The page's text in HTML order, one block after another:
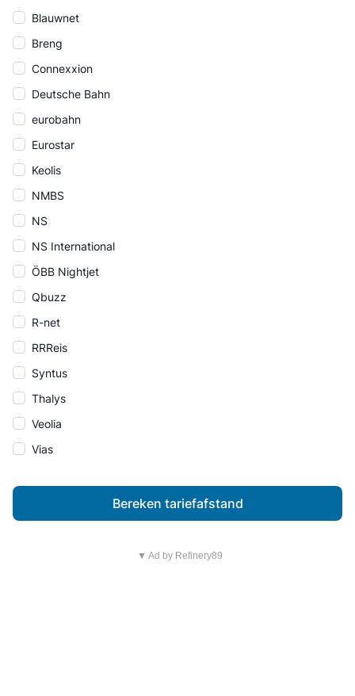
Blauwnet
Breng
Connexxion
Deutsche Bahn
eurobahn
Eurostar
Keolis
NMBS
NS
NS International
ÖBB Nightjet
Qbuzz
R-net
RRReis
Syntus
Thalys
Veolia
Vias
Bereken tariefafstand
▼ Ad by Refinery89